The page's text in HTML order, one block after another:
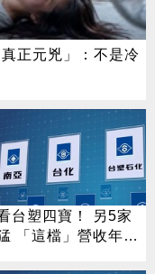
正元兇」：不是冷
台塑四寶！ 另5家
「這檔」營收年增